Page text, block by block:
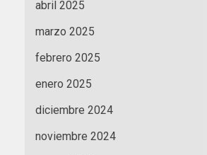
abril 2025
marzo 2025
febrero 2025
enero 2025
diciembre 2024
noviembre 2024